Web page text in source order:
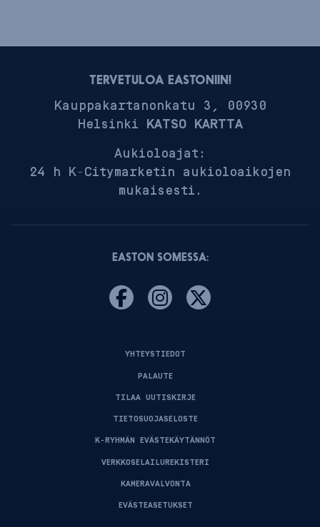
TERVETULOA EASTONIIN!
Kauppakartanonkatu 3, 00930
Helsinki KATSO KARTTA
Aukioloajat:
24 h K-Citymarketin aukioloaikojen
mukaisesti.
EASTON SOMESSA:
YHTEYSTIEDOT
PALAUTE
TILAA UUTISKIRJE
TIETOSUOJASELOSTE
K-RYHMÄN EVÄSTEKÄYTÄNNÖT
VERKKOSELAILUREKISTERI
KAMERAVALVONTA
EVÄSTEASETUKSET